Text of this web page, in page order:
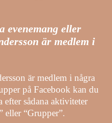
evenemang eller
är medlem i
är medlem i några
på Facebook kan du
sådana aktiviteter
eller “Grupper”.